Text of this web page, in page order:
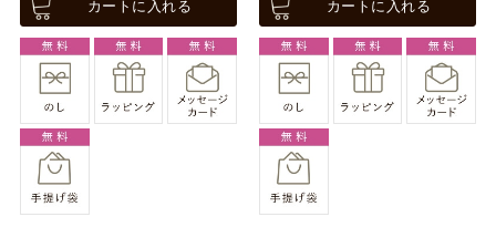
カートに入れる カートに入れる